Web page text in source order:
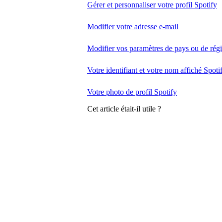
Gérer et personnaliser votre profil Spotify
Modifier votre adresse e-mail
Modifier vos paramètres de pays ou de
Votre identifiant et votre nom affiché
Votre photo de profil Spotify
Cet article était-il utile ?